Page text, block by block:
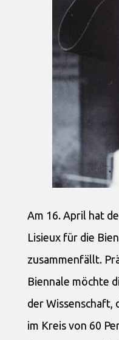
Am 16. April hat
Lisieux für die
zusammenfällt.
Biennale möchte
der Wissenschaft,
im Kreis von 60